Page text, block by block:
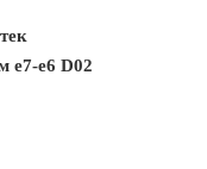
е7-е6 D02